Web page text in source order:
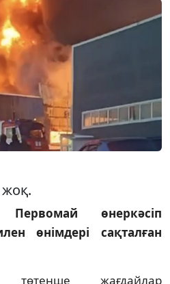
өнеркәсіп
өнімдері сақталған
жағдайлар